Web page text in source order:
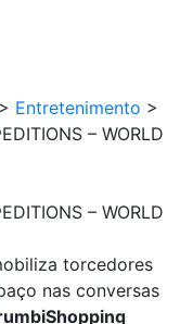
> Entretenimento >
– WORLD
– WORLD
torcedores
nas conversas